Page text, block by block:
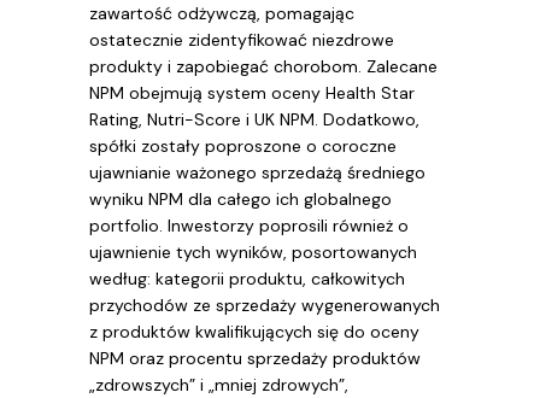
zawartość odżywczą, pomagając
ostatecznie zidentyfikować niezdrowe
produkty i zapobiegać chorobom. Zalecane
NPM obejmują system oceny Health Star
Rating, Nutri-Score i UK NPM. Dodatkowo,
spółki zostały poproszone o coroczne
ujawnianie ważonego sprzedażą średniego
wyniku NPM dla całego ich globalnego
portfolio. Inwestorzy poprosili również o
ujawnienie tych wyników, posortowanych
według: kategorii produktu, całkowitych
przychodów ze sprzedaży wygenerowanych
z produktów kwalifikujących się do oceny
NPM oraz procentu sprzedaży produktów
„zdrowszych” i „mniej zdrowych”,